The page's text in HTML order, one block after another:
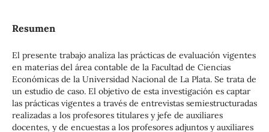
Resumen
El presente trabajo analiza las prácticas de evaluación vigentes
en materias del área contable de la Facultad de Ciencias
Económicas de la Universidad Nacional de La Plata. Se trata de
un estudio de caso. El objetivo de esta investigación es captar
las prácticas vigentes a través de entrevistas semiestructuradas
realizadas a los profesores titulares y jefe de auxiliares
docentes, y de encuestas a los profesores adjuntos y auxiliares